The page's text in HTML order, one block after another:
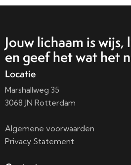
Jouw lichaam is
en geef het wat het
Locatie
Marshallweg 35
3068 JN Rotterdam
Algemene voorwaarden
Privacy Statement